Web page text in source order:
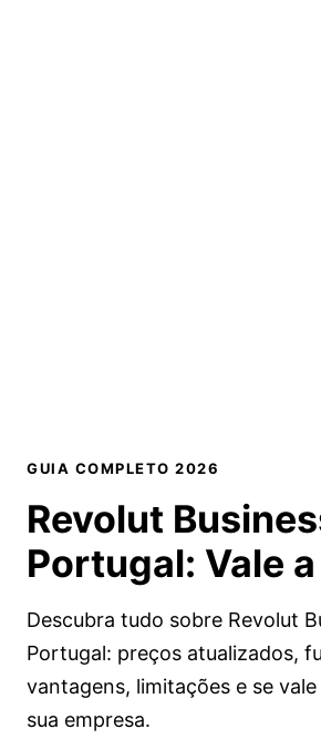
GUIA COMPLETO 2026
Revolut
Portugal: Vale
Descubra tudo sobre Revolut
Portugal: preços atualizados,
vantagens, limitações e se
sua empresa.